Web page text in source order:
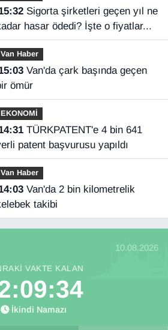
Sigorta şirketleri geçen yıl ne
hasar ödedi? İşte o fiyatlar...
Van Haber
Van'da çark başında geçen
ömür
EKONOMİ
TÜRKPATENT'e 4 bin 641
patent başvurusu yapıldı
Van Haber
Van'da 2 bin kilometrelik
takibi
10.08.2026
VAKTE KALAN
İkindi Namazı